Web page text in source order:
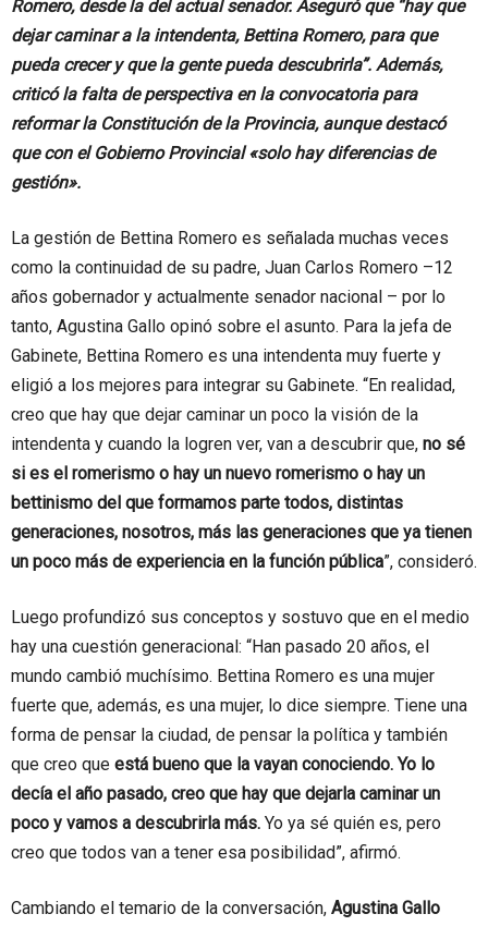
Romero, desde la del actual senador. Aseguró que “hay que
dejar caminar a la intendenta, Bettina Romero, para que
pueda crecer y que la gente pueda descubrirla”. Además,
criticó la falta de perspectiva en la convocatoria para
reformar la Constitución de la Provincia, aunque destacó
que con el Gobierno Provincial «solo hay diferencias de
gestión».
La gestión de Bettina Romero es señalada muchas veces
como la continuidad de su padre, Juan Carlos Romero –12
años gobernador y actualmente senador nacional – por lo
tanto, Agustina Gallo opinó sobre el asunto. Para la jefa de
Gabinete, Bettina Romero es una intendenta muy fuerte y
eligió a los mejores para integrar su Gabinete. “En realidad,
creo que hay que dejar caminar un poco la visión de la
intendenta y cuando la logren ver, van a descubrir que, no sé
si es el romerismo o hay un nuevo romerismo o hay un
bettinismo del que formamos parte todos, distintas
generaciones, nosotros, más las generaciones que ya tienen
un poco más de experiencia en la función pública”, consideró.
Luego profundizó sus conceptos y sostuvo que en el medio
hay una cuestión generacional: “Han pasado 20 años, el
mundo cambió muchísimo. Bettina Romero es una mujer
fuerte que, además, es una mujer, lo dice siempre. Tiene una
forma de pensar la ciudad, de pensar la política y también
que creo que está bueno que la vayan conociendo. Yo lo
decía el año pasado, creo que hay que dejarla caminar un
poco y vamos a descubrirla más. Yo ya sé quién es, pero
creo que todos van a tener esa posibilidad”, afirmó.
Cambiando el temario de la conversación, Agustina Gallo